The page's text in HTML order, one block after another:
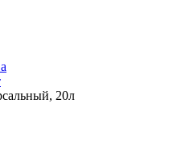
20л